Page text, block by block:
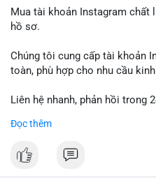
Mua tài khoản Instagram chất
hồ sơ.
Chúng tôi cung cấp tài khoản
toàn, phù hợp cho nhu cầu
Liên hệ nhanh, phản hồi trong
📞 WhatsApp: +1 660 215-8938
Đọc thêm